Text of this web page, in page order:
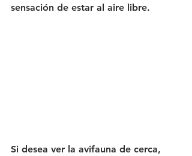
sensación de estar al aire libre.
Si desea ver la avifauna de cerca,